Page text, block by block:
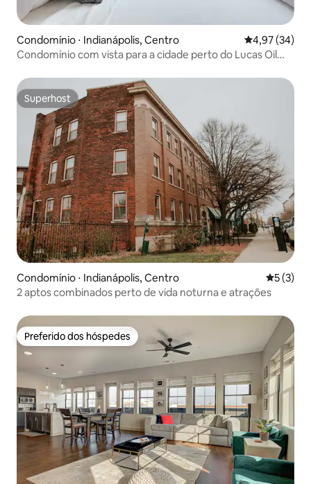
Condomínio ⋅ Indianápolis, Centro 4,97 de uma
4,97 (34)
Condomínio com vista para a cidade perto do Lucas Oil
Superhost
Superhost
Condomínio ⋅ Indianápolis, Centro 5 de
5 (3)
2 aptos combinados perto de vida noturna e atrações
Preferido dos hóspedes
Preferido dos hóspedes